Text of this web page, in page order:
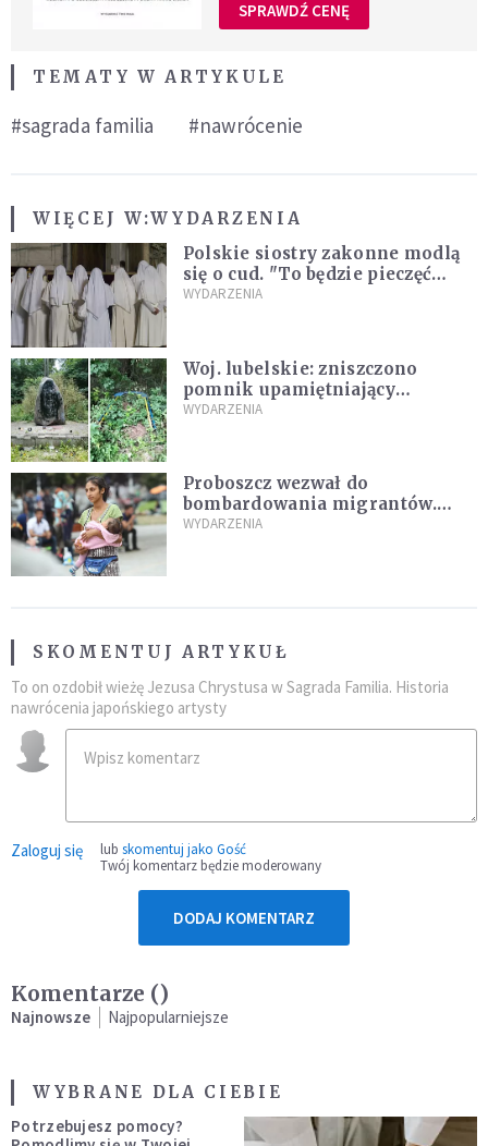
SPRAWDŹ CENĘ
TEMATY W ARTYKULE
#sagrada familia #nawrócenie
WIĘCEJ W:WYDARZENIA
Polskie siostry zakonne modlą
się o cud. "To będzie pieczęć
Pana Boga dla naszej wiary"
WYDARZENIA
Woj. lubelskie: zniszczono
pomnik upamiętniający
żołnierzy UPA. Ambasada
WYDARZENIA
Proboszcz wezwał do
bombardowania migrantów.
"Masowy ogień przeciwko
WYDARZENIA
SKOMENTUJ ARTYKUŁ
To on ozdobił wieżę Jezusa Chrystusa w Sagrada Familia. Historia
nawrócenia japońskiego artysty
Zaloguj się lub skomentuj jako Gość
Twój komentarz będzie moderowany
DODAJ KOMENTARZ
Komentarze ()
Najnowsze Najpopularniejsze
WYBRANE DLA CIEBIE
Potrzebujesz pomocy?